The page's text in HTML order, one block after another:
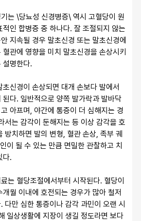
는 \당뇨성 신경병증\ 역시 고혈당이 원
적인 합병증 중 하나다. 잘 조절되지 않는
지속될 경우 말초신경 또는 말초신경에
관에 영향을 미치 말초신경을 손상시키
설명한다.
신경이 손상되면 대개 손보다 발에서
된다. 일반적으로 양쪽 발가락과 발바닥
아프며, 야간에 통증이 더 심해지는 경
서는 감각이 둔해지는 등 이상 감각을 호
방치하면 발의 변형, 혈관 손상, 족부 궤
이 될 수 있는 만큼 면밀한 관찰하고 치
다.
는 혈당조절에서부터 시작된다. 혈당이
월 이내에 호전되는 경우가 많아 철저
다만 심한 통증이나 감각 과민이 오랜 시
일상생활에 지장이 생길 정도라면 보다